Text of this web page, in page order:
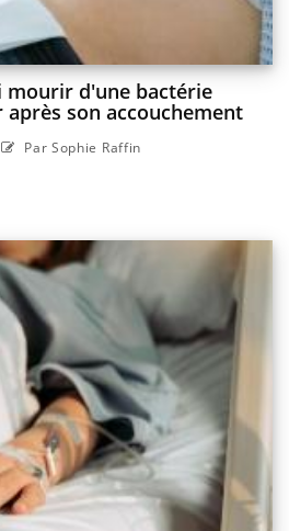
mourir d'une bactérie
après son accouchement
Par Sophie Raffin